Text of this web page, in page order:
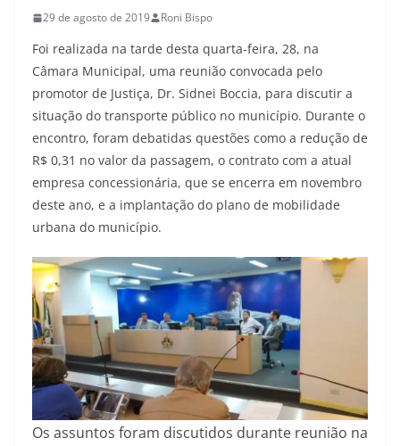
29 de agosto de 2019 Roni Bispo
Foi realizada na tarde desta quarta-feira, 28, na
Câmara Municipal, uma reunião convocada pelo
promotor de Justiça, Dr. Sidnei Boccia, para discutir a
situação do transporte público no município. Durante o
encontro, foram debatidas questões como a redução de
R$ 0,31 no valor da passagem, o contrato com a atual
empresa concessionária, que se encerra em novembro
deste ano, e a implantação do plano de mobilidade
urbana do município.
Os assuntos foram discutidos durante reunião na